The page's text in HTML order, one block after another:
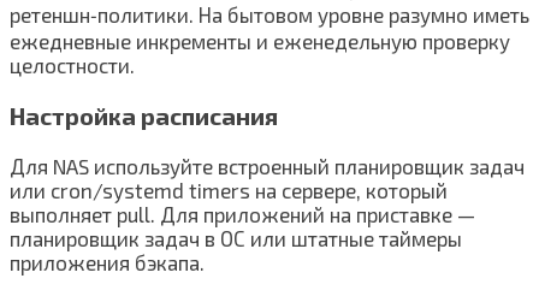
ретеншн‑политики. На бытовом уровне разумно иметь
ежедневные инкременты и еженедельную проверку
целостности.
Настройка расписания
Для NAS используйте встроенный планировщик задач
или cron/systemd timers на сервере, который
выполняет pull. Для приложений на приставке —
планировщик задач в ОС или штатные таймеры
приложения бэкапа.